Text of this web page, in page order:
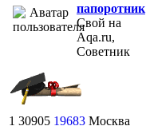
папоротник
Свой на
Aqa.ru,
Советник
1 30905 19683 Москва